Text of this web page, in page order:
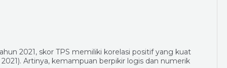
2021, skor TPS memiliki korelasi positif yang kuat
Artinya, kemampuan berpikir logis dan numerik